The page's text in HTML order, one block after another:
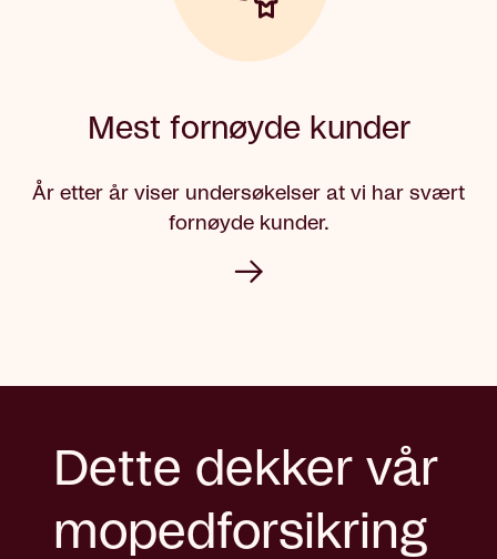
Mest fornøyde kunder
År etter år viser undersøkelser at vi har svært
fornøyde kunder.
Dette dekker vår
mopedforsikring